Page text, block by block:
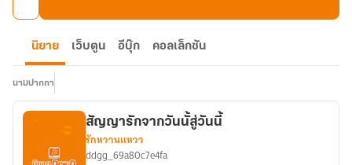
นิยาย เว็บตูน อีบุ๊ก คอลเล็กชัน
นามปากกา
สัญญารักจากวันนั้สู่วันนี้
รักหวานแหวว
ddgg_69a80c7e4fa